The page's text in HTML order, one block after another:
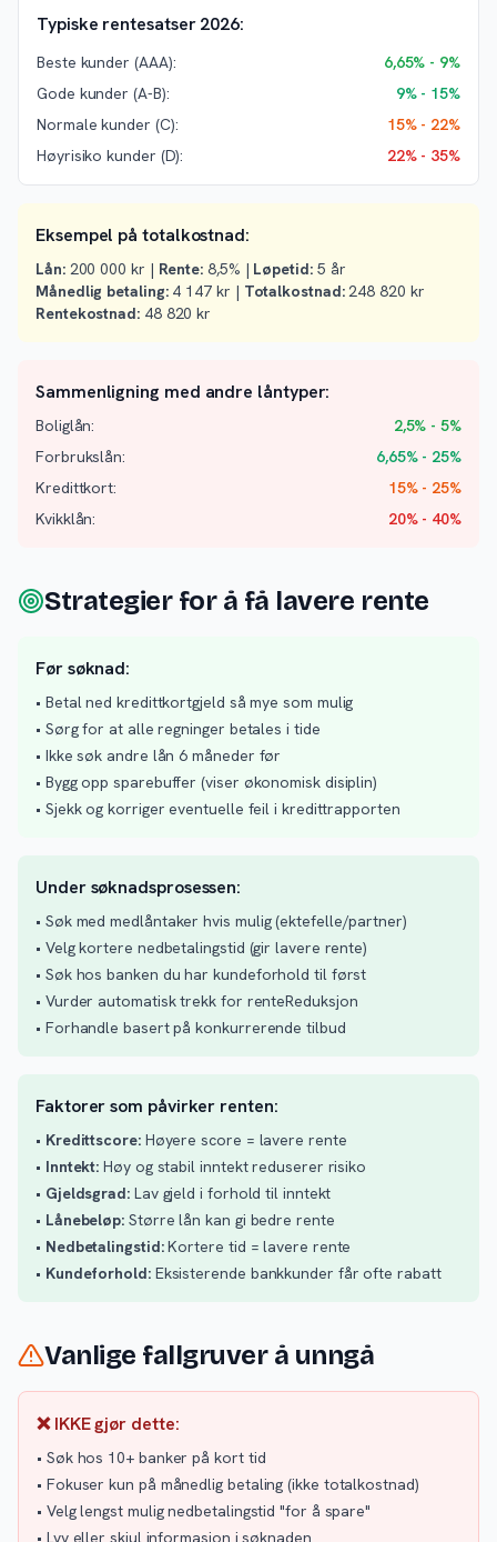
Typiske rentesatser 2026:
Beste kunder (AAA):
6,65% - 9%
Gode kunder (A-B):
9% - 15%
Normale kunder (C):
15% - 22%
Høyrisiko kunder (D):
22% - 35%
Eksempel på totalkostnad:
Lån:200 000 kr | Rente: 8,5% | Løpetid:5 år
Månedlig betaling:4 147 kr | Totalkostnad:248 820 kr
Rentekostnad:48 820 kr
Sammenligning med andre låntyper:
Boliglån:
2,5% - 5%
Forbrukslån:
6,65% - 25%
Kredittkort:
15% - 25%
Kvikklån:
20% - 40%
Strategier for å få lavere rente
Før søknad:
• Betal ned kredittkortgjeld så mye som mulig
• Sørg for at alle regninger betales i tide
• Ikke søk andre lån 6 måneder før
• Bygg opp sparebuffer (viser økonomisk disiplin)
• Sjekk og korriger eventuelle feil i kredittrapporten
Under søknadsprosessen:
• Søk med medlåntaker hvis mulig (ektefelle/partner)
• Velg kortere nedbetalingstid (gir lavere rente)
• Søk hos banken du har kundeforhold til først
• Vurder automatisk trekk for renteReduksjon
• Forhandle basert på konkurrerende tilbud
Faktorer som påvirker renten:
• Kredittscore:Høyere score = lavere rente
• Inntekt: Høy og stabil inntekt reduserer risiko
• Gjeldsgrad:Lav gjeld i forhold til inntekt
• Lånebeløp: Større lån kan gi bedre rente
• Nedbetalingstid:Kortere tid = lavere rente
• Kundeforhold:Eksisterende bankkunder får ofte rabatt
Vanlige fallgruver å unngå
❌ IKKE gjør dette:
• Søk hos 10+ banker på kort tid
• Fokuser kun på månedlig betaling (ikke totalkostnad)
• Velg lengst mulig nedbetalingstid "for å spare"
• Lyv eller skjul informasjon i søknaden